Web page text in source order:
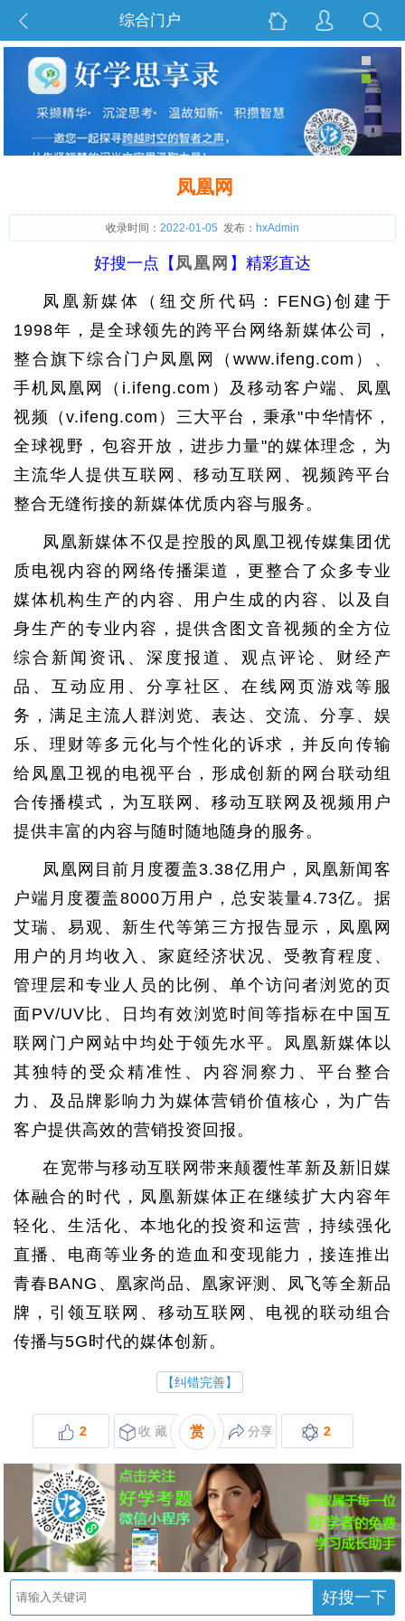
综合门户
凤凰网
收录时间： 2022-01-05 发布： hxAdmin
好搜一点【 凤凰网 】精彩直达
凤凰新媒体（纽交所代码：FENG)创建于
1998年，是全球领先的跨平台网络新媒体公司，
整合旗下综合门户凤凰网（www.ifeng.com）、
手机凤凰网（i.ifeng.com）及移动客户端、凤凰
视频（v.ifeng.com）三大平台，秉承"中华情怀，
全球视野，包容开放，进步力量"的媒体理念，为
主流华人提供互联网、移动互联网、视频跨平台
整合无缝衔接的新媒体优质内容与服务。
凤凰新媒体不仅是控股的凤凰卫视传媒集团优
质电视内容的网络传播渠道，更整合了众多专业
媒体机构生产的内容、用户生成的内容、以及自
身生产的专业内容，提供含图文音视频的全方位
综合新闻资讯、深度报道、观点评论、财经产
品、互动应用、分享社区、在线网页游戏等服
务，满足主流人群浏览、表达、交流、分享、娱
乐、理财等多元化与个性化的诉求，并反向传输
给凤凰卫视的电视平台，形成创新的网台联动组
合传播模式，为互联网、移动互联网及视频用户
提供丰富的内容与随时随地随身的服务。
凤凰网目前月度覆盖3.38亿用户，凤凰新闻客
户端月度覆盖8000万用户，总安装量4.73亿。据
艾瑞、易观、新生代等第三方报告显示，凤凰网
用户的月均收入、家庭经济状况、受教育程度、
管理层和专业人员的比例、单个访问者浏览的页
面PV/UV比、日均有效浏览时间等指标在中国互
联网门户网站中均处于领先水平。凤凰新媒体以
其独特的受众精准性、内容洞察力、平台整合
力、及品牌影响力为媒体营销价值核心，为广告
客户提供高效的营销投资回报。
在宽带与移动互联网带来颠覆性革新及新旧媒
体融合的时代，凤凰新媒体正在继续扩大内容年
轻化、生活化、本地化的投资和运营，持续强化
直播、电商等业务的造血和变现能力，接连推出
青春BANG、凰家尚品、凰家评测、凤飞等全新品
牌，引领互联网、移动互联网、电视的联动组合
传播与5G时代的媒体创新。
【纠错完善】
2 收 藏 赏 分享 2
好搜一下